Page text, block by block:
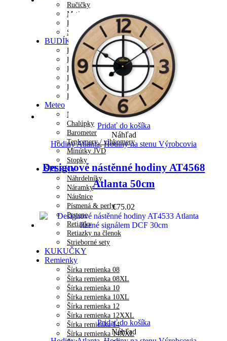
Ručičky
Matice
Drevené inšpirácie
Strojčeky
BUDÍKY
Ručičkové na batériu
Digitálne na batériu
Rádiom riadené
Detské budíky
Plynulým chodom
Budík do Siete
Meteo
Meteorologické stanice
Chalúpky
Barometer
Teplomery / vlhkomery
Minútky JVD
Stopky
ŠPERKY
Náhrdelníky
Náramky
Náušnice
Písmená & perly
Prstene
Retiazky
Retiazky na členok
Strieborné sety
KUKUČKY
Remienky
Šírka remienka 08
Šírka remienka 08XL
Šírka remienka 10
Šírka remienka 10XL
Šírka remienka 12
Šírka remienka 12XXL
Šírka remienka 14
Šírka remienka 14XXL
Pridať do košíka
Náhľad
Hodiny Atlanta,Hodiny na stenu Výrobcovia
Designové nástěnné hodiny AT4568
Atlanta 50cm
€75.02
Pridať do košíka
Náhľad